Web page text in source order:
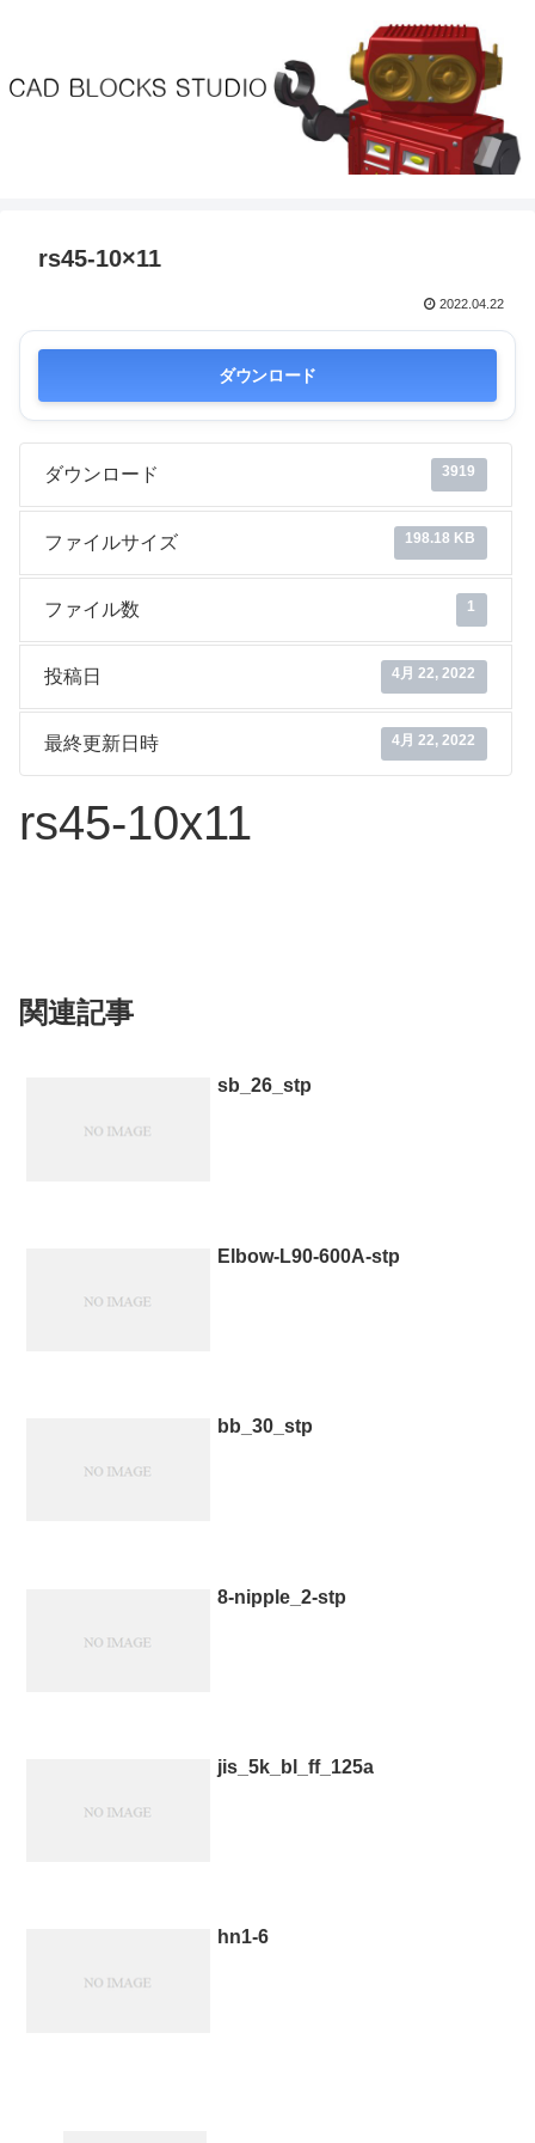
rs45-10×11
2022.04.22
ダウンロード
ダウンロード 3919
ファイルサイズ 198.18 KB
ファイル数 1
投稿日 4月 22, 2022
最終更新日時 4月 22, 2022
rs45-10x11
関連記事
sb_26_stp
Elbow-L90-600A-stp
bb_30_stp
8-nipple_2-stp
jis_5k_bl_ff_125a
hn1-6